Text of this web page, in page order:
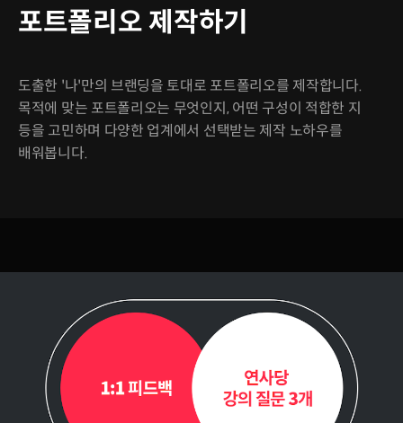
포트폴리오 제작하기
도출한 '나'만의 브랜딩을 토대로 포트폴리오를 제작합니다.
목적에 맞는 포트폴리오는 무엇인지, 어떤 구성이 적합한 지
등을 고민하며 다양한 업계에서 선택받는 제작 노하우를
배워봅니다.